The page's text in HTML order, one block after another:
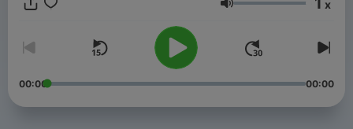
音量 x
00:00 00:00